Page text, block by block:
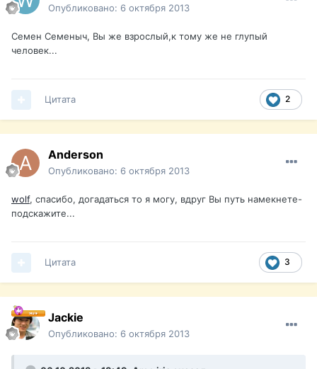
Опубликовано: 6 октября 2013
Семен Семеныч, Вы же взрослый,к тому же не глупый
человек...
2
Цитата
Anderson
Опубликовано: 6 октября 2013
wolf, спасибо, догадаться то я могу, вдруг Вы путь намекнете-
подскажите...
3
Цитата
Jackie
Опубликовано: 6 октября 2013